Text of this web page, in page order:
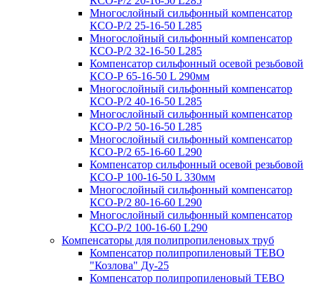
Многослойный сильфонный компенсатор
КСО-Р/2 25-16-50 L285
Многослойный сильфонный компенсатор
КСО-Р/2 32-16-50 L285
Компенсатор сильфонный осевой резьбовой
КСО-Р 65-16-50 L 290мм
Многослойный сильфонный компенсатор
КСО-Р/2 40-16-50 L285
Многослойный сильфонный компенсатор
КСО-Р/2 50-16-50 L285
Многослойный сильфонный компенсатор
КСО-Р/2 65-16-60 L290
Компенсатор сильфонный осевой резьбовой
КСО-Р 100-16-50 L 330мм
Многослойный сильфонный компенсатор
КСО-Р/2 80-16-60 L290
Многослойный сильфонный компенсатор
КСО-Р/2 100-16-60 L290
Компенсаторы для полипропиленовых труб
Компенсатор полипропиленовый TEBO
"Козлова" Ду-25
Компенсатор полипропиленовый TEBO